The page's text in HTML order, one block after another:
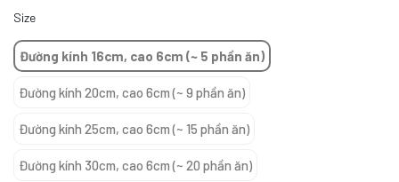
Size
Đường kính 16cm, cao 6cm (~ 5 phần ăn)
Đường kính 20cm, cao 6cm (~ 9 phần ăn)
Đường kính 25cm, cao 6cm (~ 15 phần ăn)
Đường kính 30cm, cao 6cm (~ 20 phần ăn)